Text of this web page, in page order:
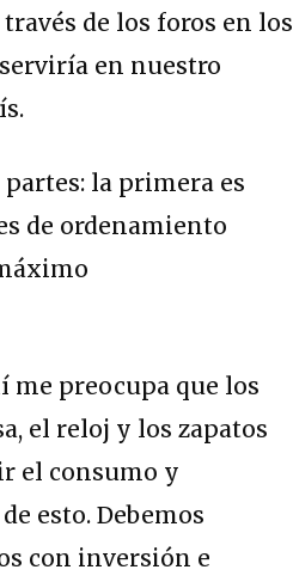
de los foros en los
en nuestro
la primera es
de ordenamiento
me preocupa que los
el reloj y los zapatos
el consumo y
esto. Debemos
con inversión e